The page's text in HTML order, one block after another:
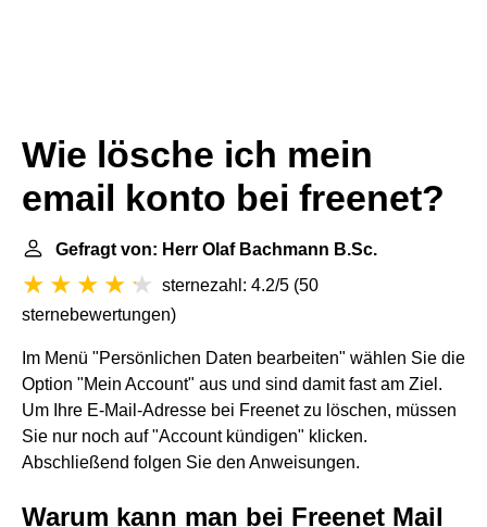
Wie lösche ich mein
email konto bei freenet?
Gefragt von: Herr Olaf Bachmann B.Sc.
sternezahl: 4.2/5 (50
sternebewertungen)
Im Menü "Persönlichen Daten bearbeiten" wählen Sie die
Option "Mein Account" aus und sind damit fast am Ziel.
Um Ihre E-Mail-Adresse bei Freenet zu löschen, müssen
Sie nur noch auf "Account kündigen" klicken.
Abschließend folgen Sie den Anweisungen.
Warum kann man bei Freenet Mail